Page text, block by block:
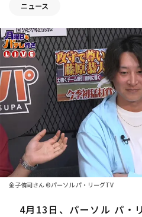
HOME
動画
日程・結果
順位表･成績
1軍公式戦
ファーム東地区
選手名鑑
選手名鑑トップ
北海道日本ハムファイ
ニュース
ニュース
金子侑司さん ©パーソル パ・リーグTV
4月13日、パーソル パ・